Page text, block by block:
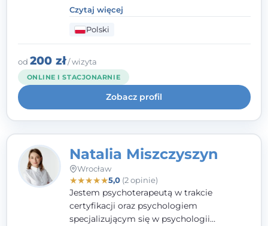
w tym z osobami po doświadczeniach
przemocy. Ukończyłam psychologię
kliniczną oraz studia podyplomowe z
interwencji kryzysowej i seksuologii
klinicznej na SWPS we Wrocławiu. W pracy
kieruję się empatią, etyką zawodową i
uważnością na potrzeby klienta.
Czytaj więcej
Polski
od 200 zł/ wizyta
ONLINE I STACJONARNIE
Zobacz profil
Natalia Miszczyszyn
Wrocław
★★★★★5,0(2 opinie)
Jestem psychoterapeutą w trakcie
certyfikacji oraz psychologiem
specjalizującym się w psychologii